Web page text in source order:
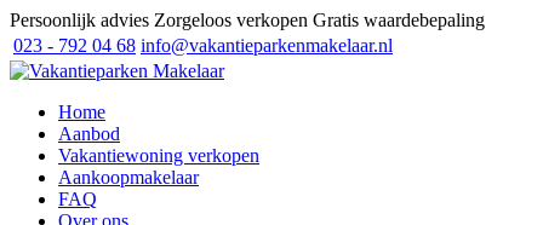
Persoonlijk advies Zorgeloos verkopen Gratis waardebepaling
023 - 792 04 68 info@vakantieparkenmakelaar.nl
Home
Aanbod
Vakantiewoning verkopen
Aankoopmakelaar
FAQ
Over ons